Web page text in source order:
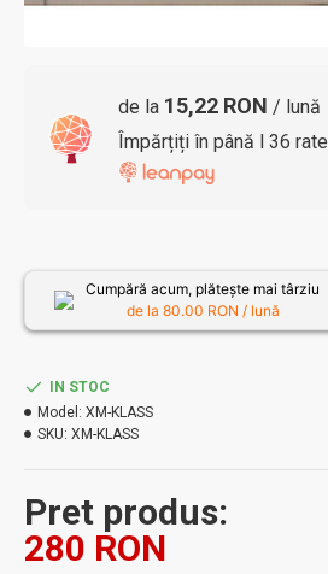
de la 15,22 RON / lună
Împărțiți în până l 36 rate
Pret produs:
280 RON
IN STOC
Model: XM-KLASS
SKU: XM-KLASS
Cumpără acum, plătește mai târziu
de la 80.00 RON / lună